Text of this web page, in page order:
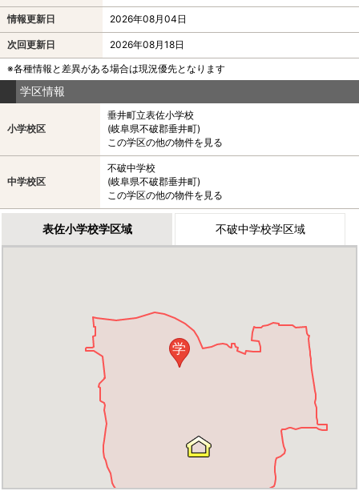
情報更新日 2026年08月04日
次回更新日
2026年08月18日
※各種情報と差異がある場合は現況優先となります
学区情報
小学校区
垂井町立表佐小学校
(岐阜県不破郡垂井町)
この学区の他の物件を見る
中学校区
不破中学校
(岐阜県不破郡垂井町)
この学区の他の物件を見る
表佐小学校学区域 不破中学校学区域
学